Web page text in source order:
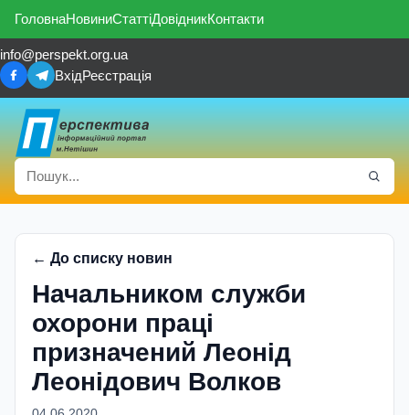
ГоловнаНовиниСтаттіДовідникКонтакти
info@perspekt.org.ua
ВхідРеєстрація
← До списку новин
Начальником служби
охорони праці
призначений Леонід
Леонідович Волков